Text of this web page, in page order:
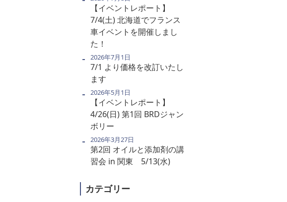
【イベントレポート】
7/4(土) 北海道でフランス
車イベントを開催しまし
た！
7/1 より価格を改訂いたし
ます
2026年7月1日
【イベントレポート】
4/26(日) 第1回 BRDジャン
ボリー
2026年5月1日
第2回 オイルと添加剤の講
習会 in 関東 5/13(水)
2026年3月27日
カテゴリー